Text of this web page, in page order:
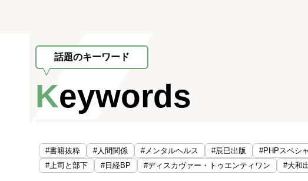
話題のキーワード
Keywords
#書籍抜粋 #人間関係 #メンタルヘルス #辰巳出版 #PHPスペシ
#上司と部下
#日経BP #ディスカヴァー・トゥエンティワン #大和